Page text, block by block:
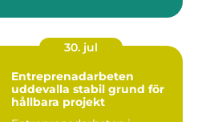
30. jul
Entreprenadarbeten
uddevalla stabil grund för
hållbara projekt